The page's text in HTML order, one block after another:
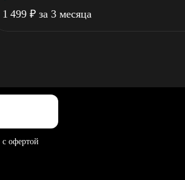
1 499 ₽ за 3 месяца
с офертой